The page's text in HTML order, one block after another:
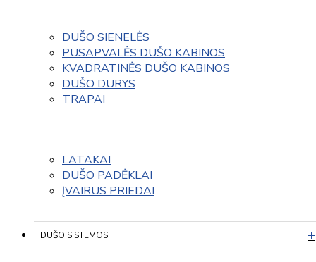
DUŠO SIENELĖS
PUSAPVALĖS DUŠO KABINOS
KVADRATINĖS DUŠO KABINOS
DUŠO DURYS
TRAPAI
LATAKAI
DUŠO PADĖKLAI
ĮVAIRUS PRIEDAI
DUŠO SISTEMOS